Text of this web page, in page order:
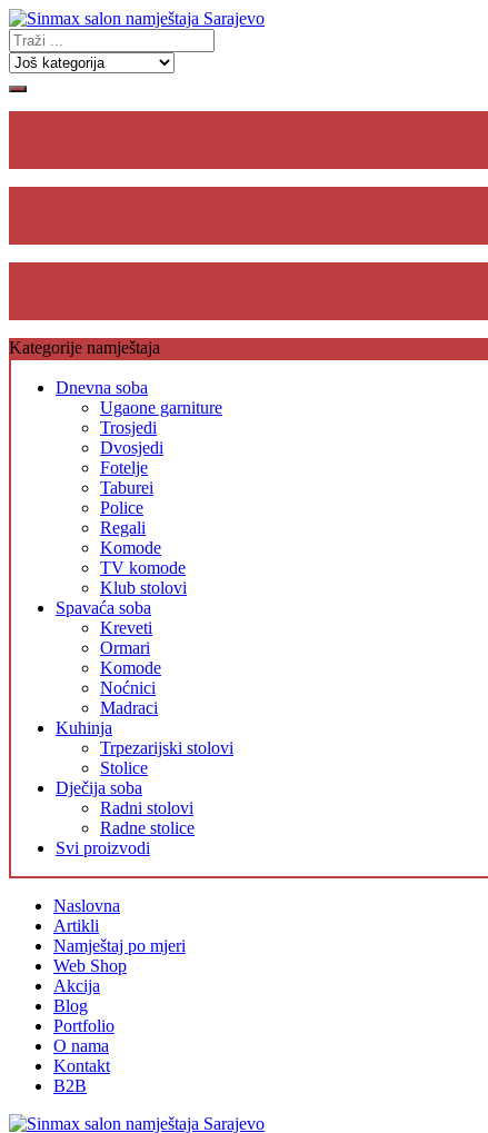
Kategorije namještaja
Dnevna soba
Ugaone garniture
Trosjedi
Dvosjedi
Fotelje
Taburei
Police
Regali
Komode
TV komode
Klub stolovi
Spavaća soba
Kreveti
Ormari
Komode
Noćnici
Madraci
Kuhinja
Trpezarijski stolovi
Stolice
Dječija soba
Radni stolovi
Radne stolice
Svi proizvodi
Naslovna
Artikli
Namještaj po mjeri
Web Shop
Akcija
Blog
Portfolio
O nama
Kontakt
B2B